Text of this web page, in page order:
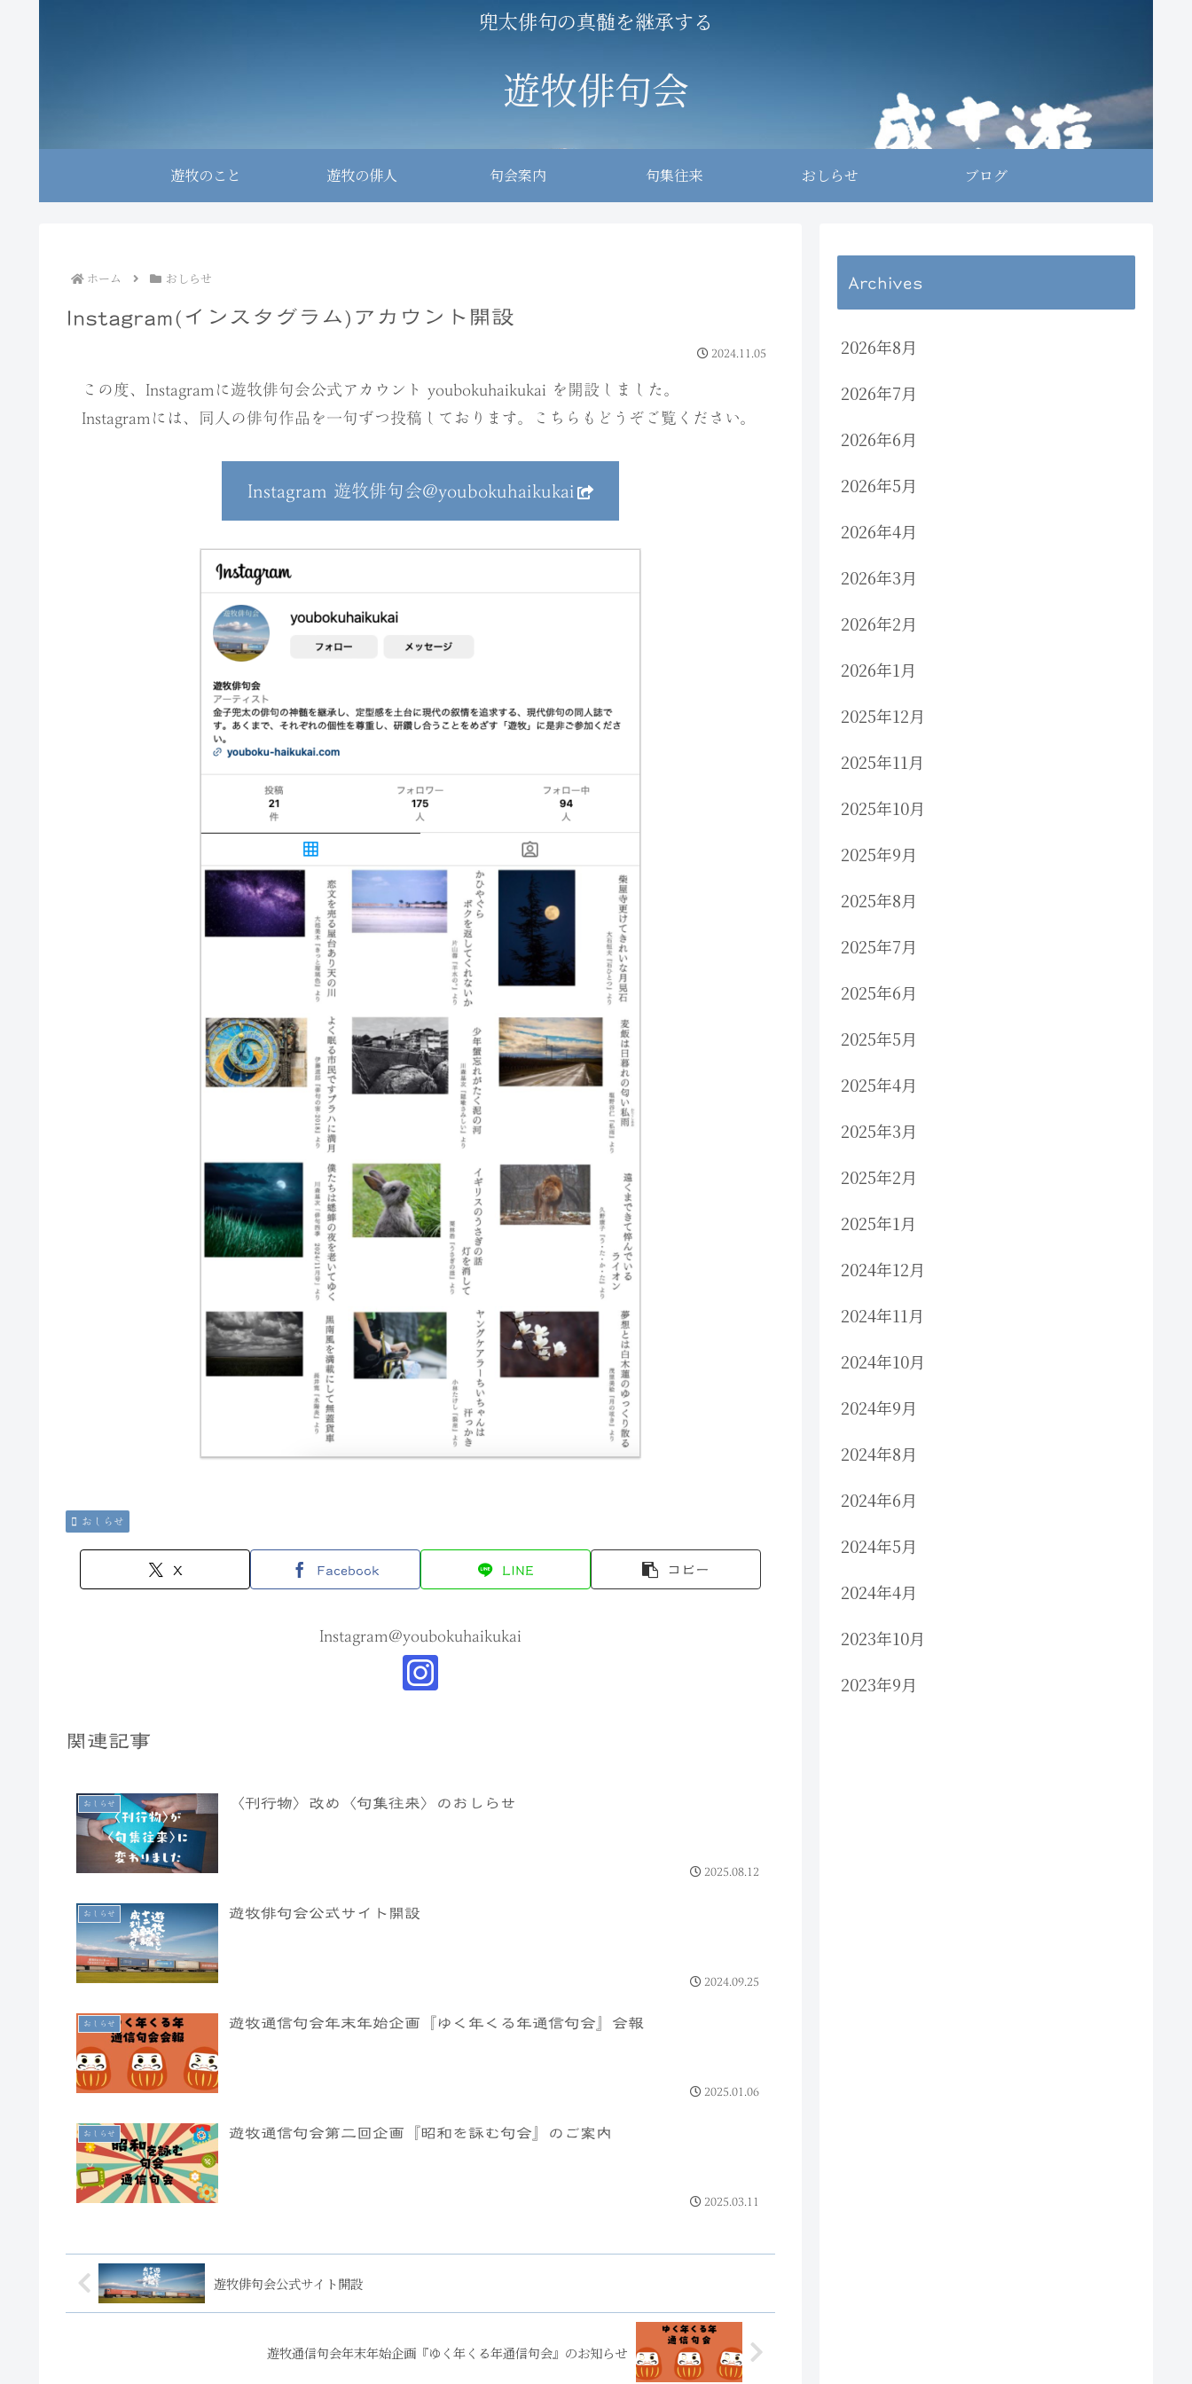
兜太俳句の真髄を継承する
遊牧俳句会
遊牧のこと 遊牧の俳人 句会案内 句集往来 おしらせ ブログ
ホーム おしらせ
Instagram(インスタグラム)アカウント開設
2024.11.05
この度、Instagramに遊牧俳句会公式アカウント youbokuhaikukai を開設しました。
Instagramには、同人の俳句作品を一句ずつ投稿しております。こちらもどうぞご覧ください。
Instagram 遊牧俳句会@youbokuhaikukai
おしらせ
X Facebook LINE コピー
Instagram@youbokuhaikukai
関連記事
おしらせ 〈刊行物〉改め〈句集往来〉のおしらせ
2025.08.12
おしらせ 遊牧俳句会公式サイト開設
2024.09.25
おしらせ 遊牧通信句会年末年始企画『ゆく年くる年通信句会』会報
2025.01.06
おしらせ 遊牧通信句会第二回企画『昭和を詠む句会』のご案内
2025.03.11
遊牧俳句会公式サイト開設
遊牧通信句会年末年始企画『ゆく年くる年通信句会』のお知らせ
Archives
2026年8月
2026年7月
2026年6月
2026年5月
2026年4月
2026年3月
2026年2月
2026年1月
2025年12月
2025年11月
2025年10月
2025年9月
2025年8月
2025年7月
2025年6月
2025年5月
2025年4月
2025年3月
2025年2月
2025年1月
2024年12月
2024年11月
2024年10月
2024年9月
2024年8月
2024年6月
2024年5月
2024年4月
2023年10月
2023年9月